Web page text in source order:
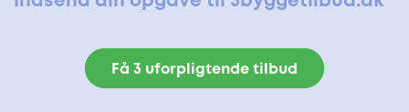
Få 3 uforpligtende tilbud